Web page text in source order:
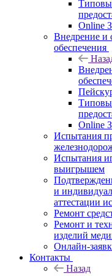
Online
Внедрение и
обеспечения
Online
Испытания
Испытания
выигрышем
и
аттестации
Ремонт
Ремонт и
изделий
Онлайн-
Контакты
Назад